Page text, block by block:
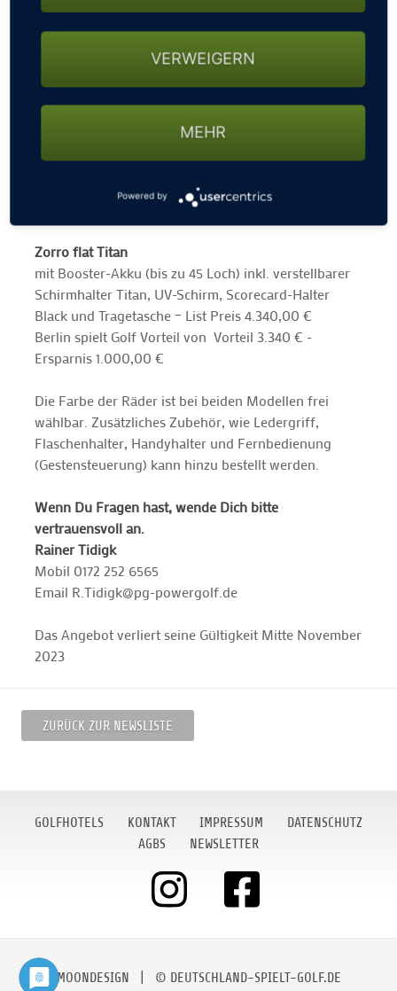
Zorro flat Titan
mit Booster-Akku (bis zu 45 Loch) inkl. verstellbarer
Schirmhalter Titan, UV-Schirm, Scorecard-Halter
Black und Tragetasche – List Preis 4.340,00 €
Berlin spielt Golf Vorteil von Vorteil 3.340 € -
Ersparnis 1.000,00 €
Die Farbe der Räder ist bei beiden Modellen frei
wählbar. Zusätzliches Zubehör, wie Ledergriff,
Flaschenhalter, Handyhalter und Fernbedienung
(Gestensteuerung) kann hinzu bestellt werden.
Wenn Du Fragen hast, wende Dich bitte
vertrauensvoll an.
Rainer Tidigk
Mobil 0172 252 6565
Email R.Tidigk@pg-powergolf.de
Das Angebot verliert seine Gültigkeit Mitte November
2023
ZURÜCK ZUR NEWSLISTE
GOLFHOTELS KONTAKT IMPRESSUM
DATENSCHUTZ
AGBS
NEWSLETTER
MOONDESIGN | © DEUTSCHLAND-SPIELT-GOLF.DE
VERWEIGERN
MEHR
Powered by